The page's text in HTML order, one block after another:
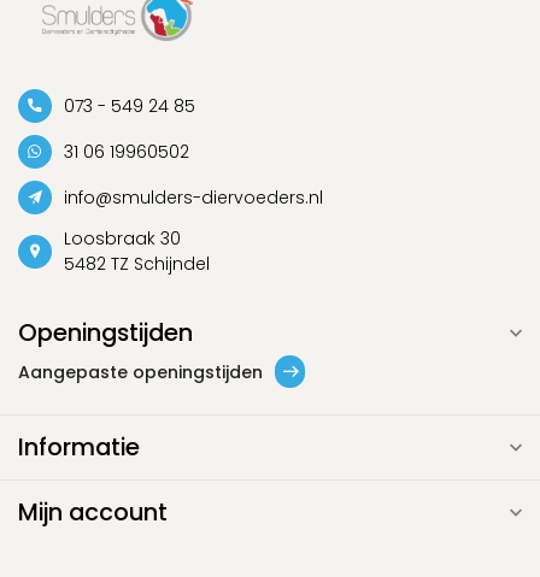
073 - 549 24 85
31 06 19960502
info@smulders-diervoeders.nl
Loosbraak 30
5482 TZ Schijndel
Openingstijden
Aangepaste openingstijden
Informatie
Mijn account